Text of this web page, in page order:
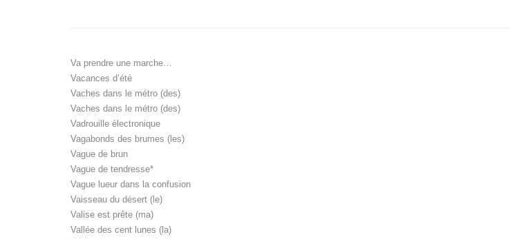
Va prendre une marche…
Vacances d’été
Vaches dans le métro (des)
Vaches dans le métro (des)
Vadrouille électronique
Vagabonds des brumes (les)
Vague de brun
Vague de tendresse*
Vague lueur dans la confusion
Vaisseau du désert (le)
Valise est prête (ma)
Vallée des cent lunes (la)